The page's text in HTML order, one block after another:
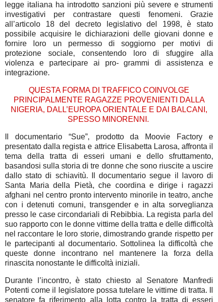
legge italiana ha introdotto sanzioni più severe e strumenti
investigativi per contrastare questi fenomeni. Grazie
all’articolo 18 del decreto legislativo del 1998, è stato
possibile acquisire le dichiarazioni delle giovani donne e
fornire loro un permesso di soggiorno per motivi di
protezione sociale, consentendo loro di sfuggire alla
violenza e partecipare ai pro- grammi di assistenza e
integrazione.
QUESTA FORMA DI TRAFFICO COINVOLGE
PRINCIPALMENTE RAGAZZE PROVENIENTI DALLA
NIGERIA, DALL’EUROPA ORIENTALE E DAI BALCANI,
SPESSO MINORENNI.
Il documentario “Sue”, prodotto da Moovie Factory e
presentato dalla regista e attrice Elisabetta Larosa, affronta il
tema della tratta di esseri umani e dello sfruttamento,
basandosi sulla storia di tre donne che sono riuscite a uscire
dallo stato di schiavitù. Il documentario segue il lavoro di
Santa Maria della Pietà, che coordina e dirige i ragazzi
afghani nel centro pronto intervento minorile in teatro, anche
con i detenuti comuni, transgender e in alta sorveglianza
presso le case circondariali di Rebibbia. La regista parla del
suo rapporto con le donne vittime della tratta e delle difficoltà
nel raccontare le loro storie, dimostrando grande rispetto per
le partecipanti al documentario. Sottolinea la difficoltà che
queste donne incontrano nel mantenere la forza della
rinascita nonostante le difficoltà iniziali.
Durante l’incontro, è stato chiesto al Senatore Manfredi
Potenti come il legislatore possa tutelare le vittime di tratta. Il
senatore fa riferimento alla lotta contro la tratta di esseri